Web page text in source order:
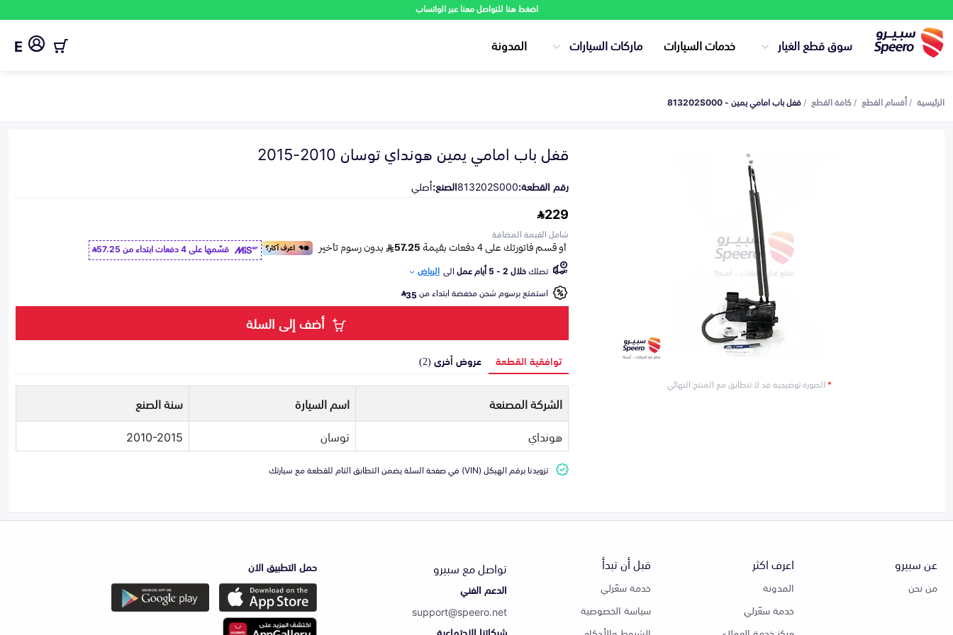
اضغط هنا للتواصل معنا عبر الواتساب
سوق قطع الغيار خدمات السيارات ماركات السيارات المدونة E
الرئيسية أقسام القطع كافة القطع قفل باب امامي يمين - 813202S000
*الصورة توضيحية قد لا تتطابق مع المنتج النهائي
قفل باب امامي يمين هونداي توسان 2010-2015
رقم القطعة:813202S000الصنع:أصلي
229
شامل القيمة المضافة
قسّمها على 4 دفعات ابتداء من
57.25
تصلكخلال 2 - 5 أيام عمل الى الرياض
استمتع برسوم شحن مخفضة ابتداء من35
أضف إلى السلة
توافقية القطعة عروض أخرى (2)
الشركة المصنعة اسم السيارة
سنة الصنع
هونداي
توسان 2010-2015
تزويدنا برقم الهيكل (VIN) في صفحة السلة يضمن التطابق التام للقطعة مع سيارتك
عن سبيرو
من نحن
اعرف اكثر
المدونة
خدمة سعّرلي
قبل أن تبدأ
خدمة سعّرلي
سياسة الخصوصية
تواصل مع سبيرو
الدعم الفني
support@speero.net
حمل التطبيق الان